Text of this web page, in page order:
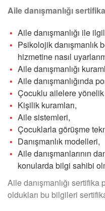
Aile danışmanlığı
Aile danışmanlığı ile
Psikolojik danışmanlık
hizmetine nasıl
Aile danışmanlığı
Aile danışmanlığında
Çocuklu ailelere yönelik
Kişilik kuramları,
Aile sistemleri,
Çocuklarla görüşme
Danışmanlık modelleri,
Aile danışmanlarının
konularda bilgi sahibi
Aile danışmanlığı sertifika
oldukları bu bilgileri